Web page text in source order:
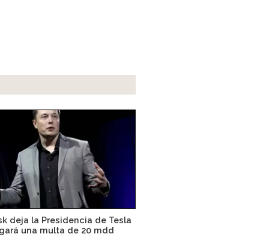
deja la Presidencia de Tesla
una multa de 20 mdd